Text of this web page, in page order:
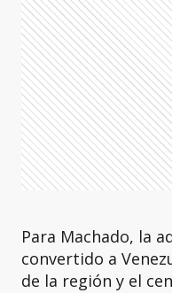
Para Machado, la
convertido a
de la región y el